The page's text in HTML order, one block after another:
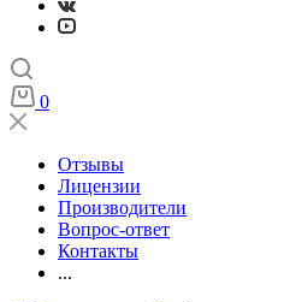
0
Отзывы
Лицензии
Производители
Вопрос-ответ
Контакты
...